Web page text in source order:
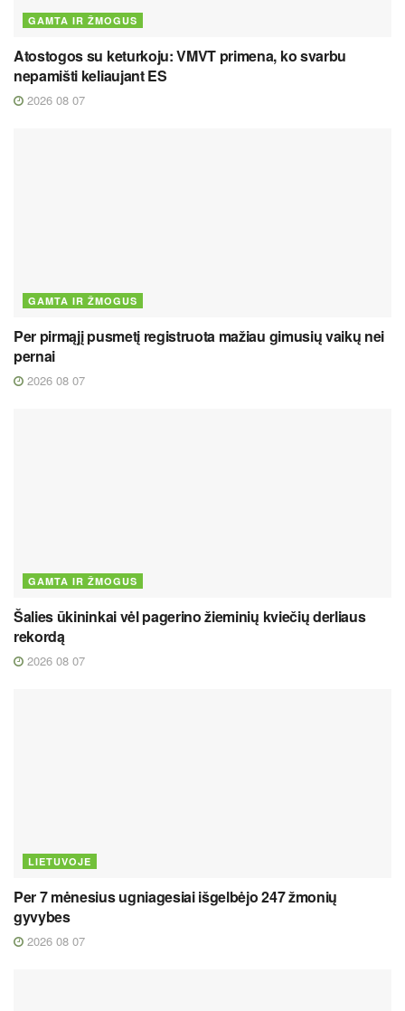
GAMTA IR ŽMOGUS
Atostogos su keturkoju: VMVT primena, ko svarbu
nepamišti keliaujant ES
2026 08 07
GAMTA IR ŽMOGUS
Per pirmąjį pusmetį registruota mažiau gimusių vaikų nei
pernai
2026 08 07
GAMTA IR ŽMOGUS
Šalies ūkininkai vėl pagerino žieminių kviečių derliaus
rekordą
2026 08 07
LIETUVOJE
Per 7 mėnesius ugniagesiai išgelbėjo 247 žmonių
gyvybes
2026 08 07